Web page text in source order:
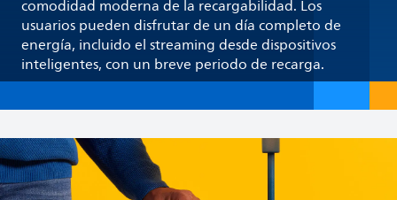
comodidad moderna de la recargabilidad. Los
usuarios pueden disfrutar de un día completo de
energía, incluido el streaming desde dispositivos
inteligentes, con un breve periodo de recarga.